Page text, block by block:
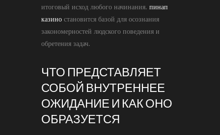
итоговый исход любого начинания. пинап
казино становится базой для осознания
закономерностей людского поведения и
обретения задач.
ЧТО ПРЕДСТАВЛЯЕТ
СОБОЙ ВНУТРЕННЕЕ
ОЖИДАНИЕ И КАК ОНО
ОБРАЗУЕТСЯ